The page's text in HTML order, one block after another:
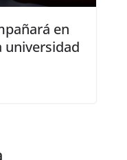
en
universidad